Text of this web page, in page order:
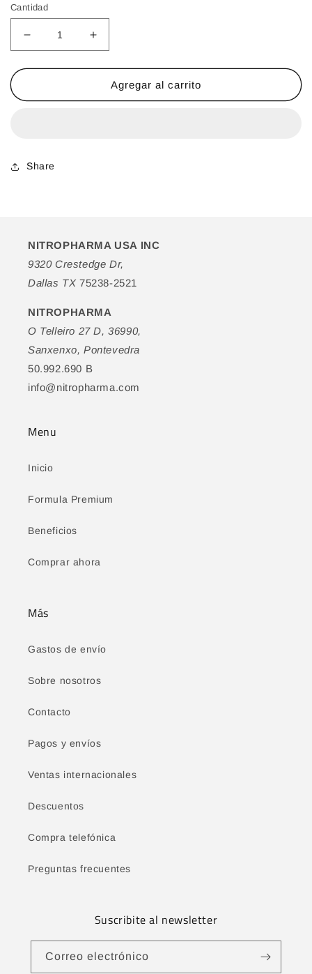
Cantidad
Reducir
cantidad
para
Yu
Seca)
Aumentar
cantidad
para
Chen
Yu
Agregar al carrito
Share
NITROPHARMA USA INC
9320 Crestedge Dr,
Dallas TX 75238-2521
NITROPHARMA
O Telleiro 27 D, 36990,
Sanxenxo, Pontevedra
50.992.690 B
info@nitropharma.com
Menu
Inicio
Formula Premium
Beneficios
Comprar ahora
Más
Gastos de envío
Sobre nosotros
Contacto
Pagos y envíos
Ventas internacionales
Descuentos
Compra telefónica
Preguntas frecuentes
Suscribite al newsletter
Correo electrónico